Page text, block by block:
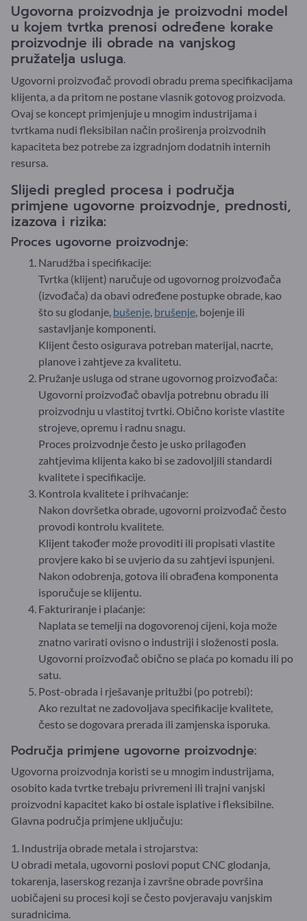
Ugovorna proizvodnja je proizvodni model
u kojem tvrtka prenosi određene korake
proizvodnje ili obrade na vanjskog
pružatelja usluga.
Ugovorni proizvođač provodi obradu prema specifikacijama
klijenta, a da pritom ne postane vlasnik gotovog proizvoda.
Ovaj se koncept primjenjuje u mnogim industrijama i
tvrtkama nudi fleksibilan način proširenja proizvodnih
kapaciteta bez potrebe za izgradnjom dodatnih internih
resursa.
Slijedi pregled procesa i područja
primjene ugovorne proizvodnje, prednosti,
izazova i rizika:
Proces ugovorne proizvodnje:
Narudžba i specifikacije:
Tvrtka (klijent) naručuje od ugovornog proizvođača
(izvođača) da obavi određene postupke obrade, kao
što su glodanje, bušenje brušenje , bojenje ili
sastavljanje komponenti.
Klijent često osigurava potreban materijal, nacrte,
planove i zahtjeve za kvalitetu.
Pružanje usluga od strane ugovornog proizvođača:
Ugovorni proizvođač obavlja potrebnu obradu ili
proizvodnju u vlastitoj tvrtki. Obično koriste vlastite
strojeve, opremu i radnu snagu.
Proces proizvodnje često je usko prilagođen
zahtjevima klijenta kako bi se zadovoljili standardi
kvalitete i specifikacije.
Kontrola kvalitete i prihvaćanje:
Nakon dovršetka obrade, ugovorni proizvođač često
provodi kontrolu kvalitete.
Klijent također može provoditi ili propisati vlastite
provjere kako bi se uvjerio da su zahtjevi ispunjeni.
Nakon odobrenja, gotova ili obrađena komponenta
isporučuje se klijentu.
Fakturiranje i plaćanje:
Naplata se temelji na dogovorenoj cijeni, koja može
znatno varirati ovisno o industriji i složenosti posla.
Ugovorni proizvođač obično se plaća po komadu ili po
satu.
Post-obrada i rješavanje pritužbi (po potrebi):
Ako rezultat ne zadovoljava specifikacije kvalitete,
često se dogovara prerada ili zamjenska isporuka.
Područja primjene ugovorne proizvodnje:
Ugovorna proizvodnja koristi se u mnogim industrijama,
osobito kada tvrtke trebaju privremeni ili trajni vanjski
proizvodni kapacitet kako bi ostale isplative i fleksibilne.
Glavna područja primjene uključuju:
1. Industrija obrade metala i strojarstva:
U obradi metala, ugovorni poslovi poput CNC glodanja,
tokarenja, laserskog rezanja i završne obrade površina
uobičajeni su procesi koji se često povjeravaju vanjskim
suradnicima.